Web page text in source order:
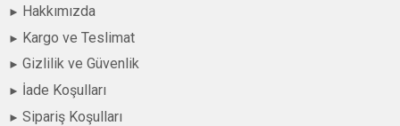
Hakkımızda
Kargo ve Teslimat
Gizlilik ve Güvenlik
İade Koşulları
Sipariş Koşulları